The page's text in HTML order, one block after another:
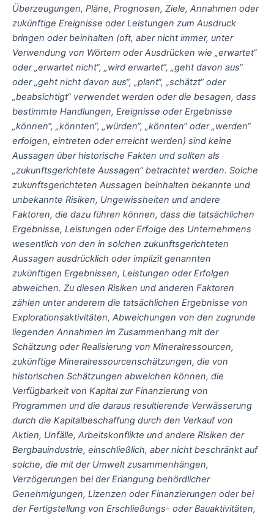
Überzeugungen, Pläne, Prognosen, Ziele, Annahmen oder
zukünftige Ereignisse oder Leistungen zum Ausdruck
bringen oder beinhalten (oft, aber nicht immer, unter
Verwendung von Wörtern oder Ausdrücken wie „erwartet“
oder „erwartet nicht“, „wird erwartet“, „geht davon aus“
oder „geht nicht davon aus“, „plant“, „schätzt“ oder
„beabsichtigt“ verwendet werden oder die besagen, dass
bestimmte Handlungen, Ereignisse oder Ergebnisse
„können“, „könnten“, „würden“, „könnten“ oder „werden“
erfolgen, eintreten oder erreicht werden) sind keine
Aussagen über historische Fakten und sollten als
„zukunftsgerichtete Aussagen“ betrachtet werden. Solche
zukunftsgerichteten Aussagen beinhalten bekannte und
unbekannte Risiken, Ungewissheiten und andere
Faktoren, die dazu führen können, dass die tatsächlichen
Ergebnisse, Leistungen oder Erfolge des Unternehmens
wesentlich von den in solchen zukunftsgerichteten
Aussagen ausdrücklich oder implizit genannten
zukünftigen Ergebnissen, Leistungen oder Erfolgen
abweichen. Zu diesen Risiken und anderen Faktoren
zählen unter anderem die tatsächlichen Ergebnisse von
Explorationsaktivitäten, Abweichungen von den zugrunde
liegenden Annahmen im Zusammenhang mit der
Schätzung oder Realisierung von Mineralressourcen,
zukünftige Mineralressourcenschätzungen, die von
historischen Schätzungen abweichen können, die
Verfügbarkeit von Kapital zur Finanzierung von
Programmen und die daraus resultierende Verwässerung
durch die Kapitalbeschaffung durch den Verkauf von
Aktien, Unfälle, Arbeitskonflikte und andere Risiken der
Bergbauindustrie, einschließlich, aber nicht beschränkt auf
solche, die mit der Umwelt zusammenhängen,
Verzögerungen bei der Erlangung behördlicher
Genehmigungen, Lizenzen oder Finanzierungen oder bei
der Fertigstellung von Erschließungs- oder Bauaktivitäten,